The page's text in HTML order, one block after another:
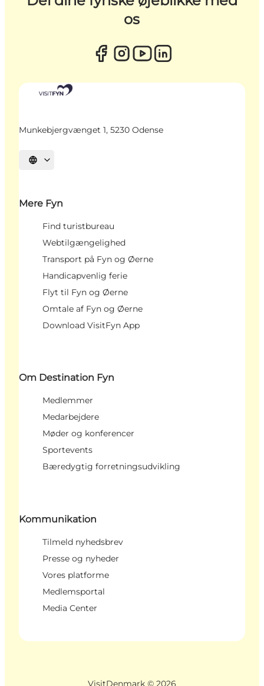
os
Munkebjergvænget 1, 5230 Odense
Vælg sprog
Mere Fyn
Find turistbureau
Webtilgængelighed
Transport på Fyn og Øerne
Handicapvenlig ferie
Flyt til Fyn og Øerne
Omtale af Fyn og Øerne
Download VisitFyn App
Om Destination Fyn
Medlemmer
Medarbejdere
Møder og konferencer
Sportevents
Bæredygtig forretningsudvikling
Kommunikation
Tilmeld nyhedsbrev
Presse og nyheder
Vores platforme
Medlemsportal
Media Center
VisitDenmark © 2026